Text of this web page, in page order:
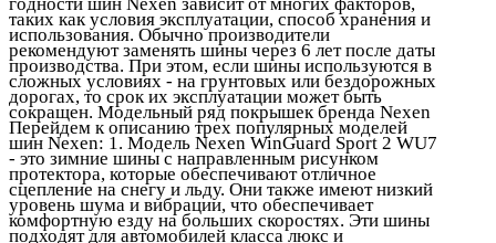
таких как условия эксплуатации, способ хранения и
использования. Обычно производители
рекомендуют заменять шины через 6 лет после даты
производства. При этом, если шины используются в
сложных условиях - на грунтовых или бездорожных
дорогах, то срок их эксплуатации может быть
сокращен. Модельный ряд покрышек бренда Nexen
Перейдем к описанию трех популярных моделей
шин Nexen: 1. Модель Nexen WinGuard Sport 2 WU7
- это зимние шины с направленным рисунком
протектора, которые обеспечивают отличное
сцепление на снегу и льду. Они также имеют низкий
уровень шума и вибрации, что обеспечивает
комфортную езду на больших скоростях. Эти шины
подходят для автомобилей класса люкс и